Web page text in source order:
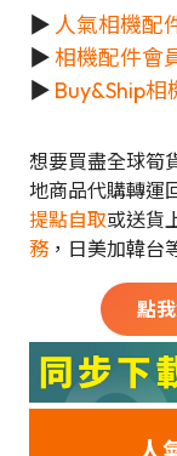
▶ 人氣相機配
▶相機配件會
▶ Buy&Ship
想要買盡全球筍
地商品代購轉運
提點自取或送貨
務 ，日美加韓台
點